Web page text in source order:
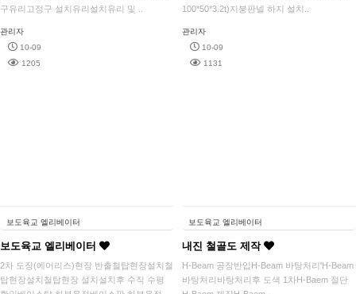
구유리고정구 설치유리설치유리 및 ..
관리자
10-09
1205
100*50*3.2t)지붕판넬 하지 설치..
관리자
10-09
1131
보도육교 엘리베이터
보도육교 엘리베이터
2차 도장(에어리스)현장 반출철탑현장설치철
탑현장설치철탑현장 설치설치후 수직 수평
보도육교 엘리베이터
내진 철골도 제작
H-Beam 공장반입H-Beam 바탕처리'H-Beam
바탕처리바탕처리후 도색 1차H-Baem 절단